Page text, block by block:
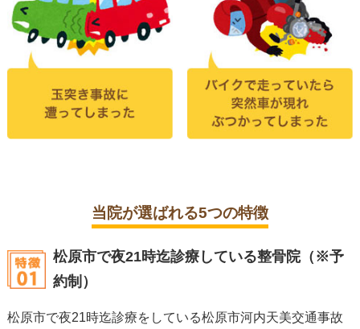
当院が選ばれる5つの特徴
松原市で夜21時迄診療している整骨院（※予
約制）
松原市で夜21時迄診療をしている松原市河内天美交通事故